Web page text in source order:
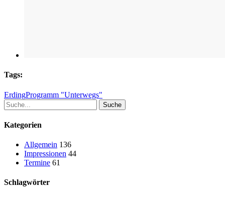
Tags:
ErdingProgramm "Unterwegs"
Suche
Kategorien
Allgemein 136
Impressionen 44
Termine 61
Schlagwörter